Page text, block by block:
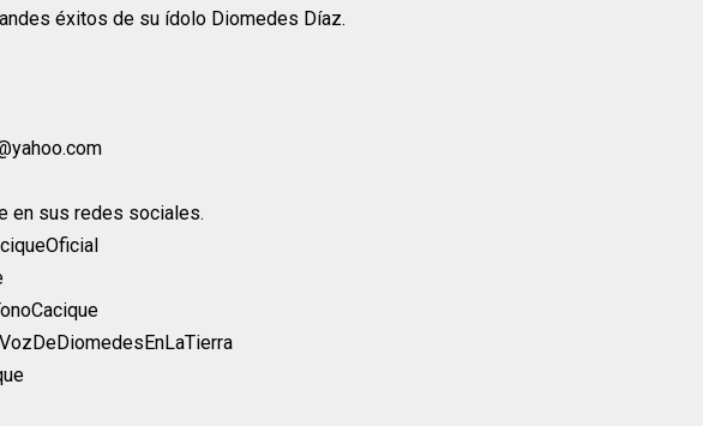
éxitos de su ídolo Diomedes Díaz.
en sus redes sociales.